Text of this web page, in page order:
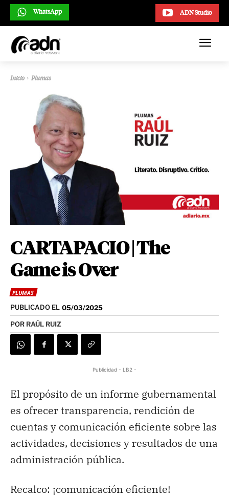
ADN Studio
WhatsApp
Inicio Plumas
CARTAPACIO | The
Game is Over
PLUMAS
PUBLICADO EL 05/03/2025
POR RAÚL RUIZ
Publicidad - LB2 -
El propósito de un informe gubernamental
es ofrecer transparencia, rendición de
cuentas y comunicación eficiente sobre las
actividades, decisiones y resultados de una
administración pública.
Recalco: ¡comunicación eficiente!